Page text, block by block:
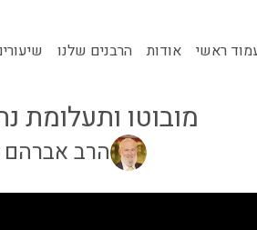
ראשי אודות הרבנים שלנו
מובוטו ותעלומת
הרב אברהם